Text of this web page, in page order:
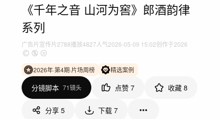
《千年之音 山河为窖》郎酒韵律
系列
广告片宣传片2788播放4827人气2026-05-09 15:02创作于2026
2026年·第4期·片场周榜 精选案例
分镜脚本 71镜头 点赞 7 收藏 8
分享 5 下载 7